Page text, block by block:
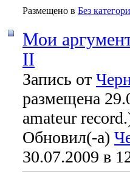
Размещено в Без
Мои
II
Запись от
размещена
amateur
Обновил(-а)
30.07.2009 в